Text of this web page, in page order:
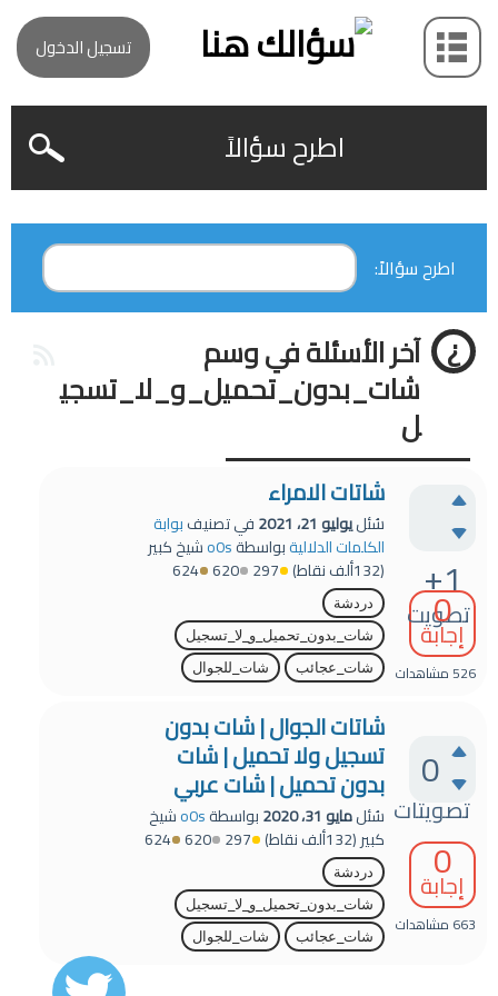
تسجيل الدخول
اطرح سؤالاً
اطرح سؤالاً:
آخر الأسئلة في وسم
شات_بدون_تحميل_و_لا_تسجي
ل
+1
تصويت
0
إجابة
526مشاهدات
شاتات الامراء
سُئليوليو 21، 2021 في تصنيفبوابة
الكلمات الدلاليةبواسطةo0sشيخ كبير
(132ألف نقاط) 297
620
624
دردشة
شات_بدون_تحميل_و_لا_تسجيل
شات_عجائب
شات_للجوال
0
تصويتات
0
إجابة
663 مشاهدات
شاتات الجوال | شات بدون
تسجيل ولا تحميل | شات
بدون تحميل | شات عربي
سُئلمايو 31، 2020 بواسطةo0sشيخ
كبير(132ألف نقاط) 297
620
624
دردشة
شات_بدون_تحميل_و_لا_تسجيل
شات_عجائب
شات_للجوال